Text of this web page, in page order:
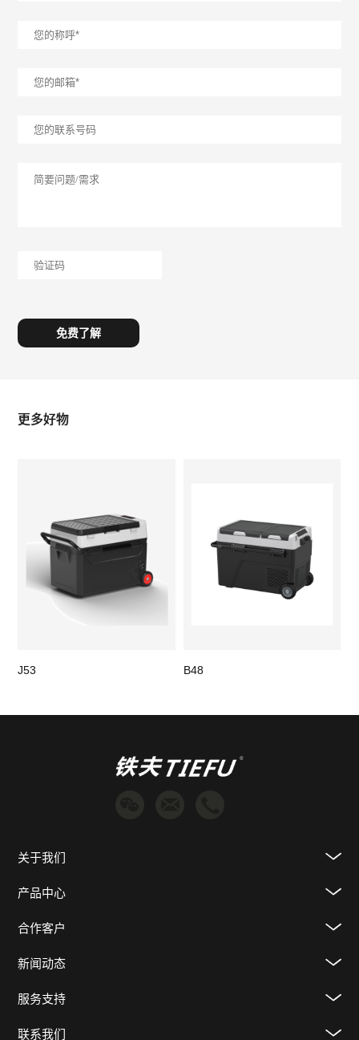
更多好物
J53 B48
关于我们
产品中心
合作客户
新闻动态
服务支持
联系我们